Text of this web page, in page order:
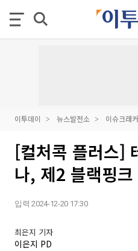
이투데이 뉴스발전소 이슈크래커
[컬처콕 플러스]
나, 제2 블랙핑
입력 2024-12-20 17:30
최은지 기자
이은지 PD